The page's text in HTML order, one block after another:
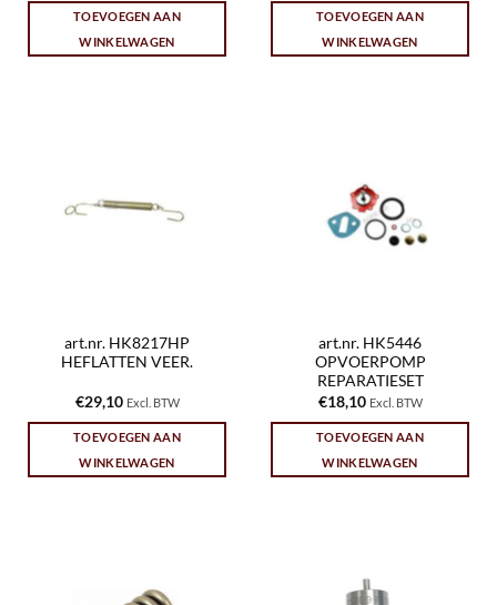
TOEVOEGEN AAN
WINKELWAGEN
TOEVOEGEN AAN
WINKELWAGEN
art.nr. HK8217HP
HEFLATTEN VEER.
€29,10 Excl. BTW
TOEVOEGEN AAN
WINKELWAGEN
art.nr. HK5446
OPVOERPOMP
REPARATIESET
€18,10 Excl. BTW
TOEVOEGEN AAN
WINKELWAGEN